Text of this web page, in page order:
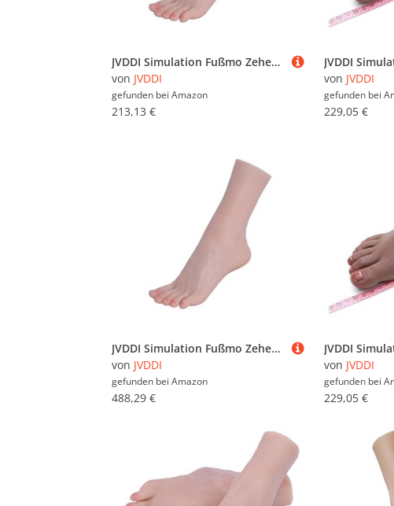
JVDDI Simulation Fußmo Zehen Sichtbare Blutfäße Echte menschliche Beine Display Nail Art Fetisch Requisiten Weiches Silikon TG3908(Toes No Bone,Left Foot)
von JVDDI
gefunden bei Amazon
213,13 €
von JVDDI
gefunden bei
229,05 €
JVDDI Simulation Fußmo Zehen Sichtbare Blutfäße Echte menschliche Beine Display Nail Art Fetisch Requisiten Weiches Silikon TG3908(Heatable Toes NoBone,1 Pair Foot)
von JVDDI
gefunden bei Amazon
488,29 €
von JVDDI
gefunden bei
229,05 €